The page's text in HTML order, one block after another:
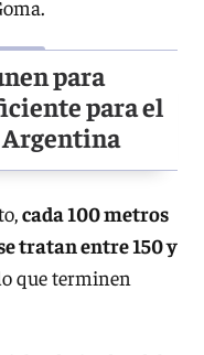
para
para el
cada 100 metros
tratan entre 150 y
que terminen